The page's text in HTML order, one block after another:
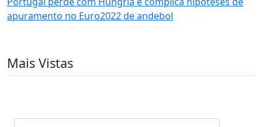
apuramento no Euro2022 de andebol
Mais Vistas